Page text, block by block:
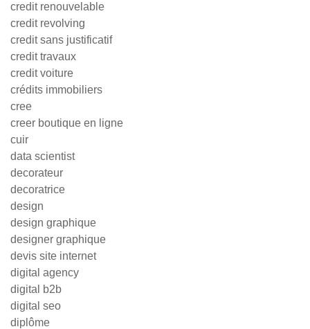
credit renouvelable
credit revolving
credit sans justificatif
credit travaux
credit voiture
crédits immobiliers
cree
creer boutique en ligne
cuir
data scientist
decorateur
decoratrice
design
design graphique
designer graphique
devis site internet
digital agency
digital b2b
digital seo
diplôme